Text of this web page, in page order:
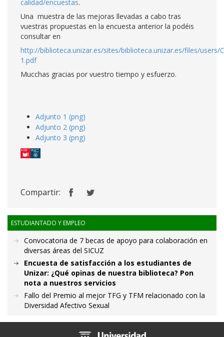
calidad/encuestas.
Una muestra de las mejoras llevadas a cabo tras
vuestras propuestas en la encuesta anterior la podéis
consultar en
http://biblioteca.unizar.es/sites/biblioteca.unizar.es/files/users/
1.pdf
Mucchas gracias por vuestro tiempo y esfuerzo.
Adjunto 1 (png)
Adjunto 2 (png)
Adjunto 3 (png)
Compartir:
ESTUDIANTADO Y EMPLEO
Convocatoria de 7 becas de apoyo para colaboración en
diversas áreas del SICUZ
Encuesta de satisfacción a los estudiantes de
Unizar: ¿Qué opinas de nuestra biblioteca? Pon
nota a nuestros servicios
Fallo del Premio al mejor TFG y TFM relacionado con la
Diversidad Afectivo Sexual